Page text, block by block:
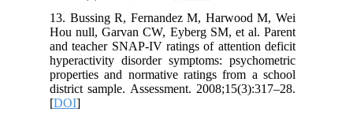
13. Bussing R, Fernandez M, Harwood M, Wei
Hou null, Garvan CW, Eyberg SM, et al. Parent
and teacher SNAP-IV ratings of attention deficit
hyperactivity disorder symptoms: psychometric
properties and normative ratings from a school
district sample. Assessment. 2008;15(3):317–28.
[DOI